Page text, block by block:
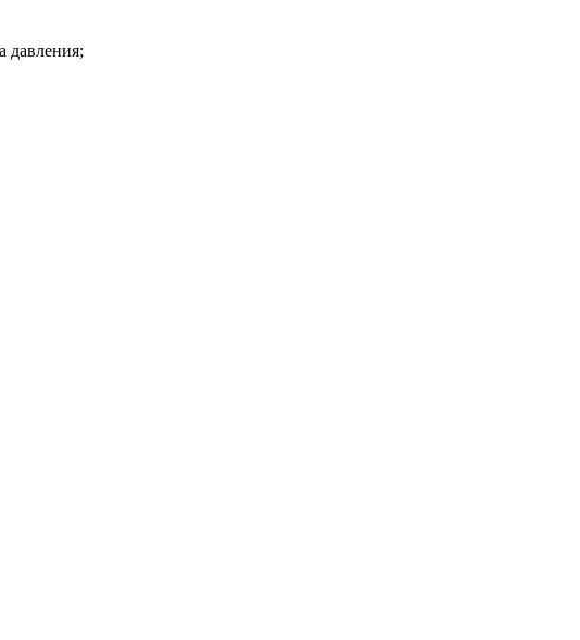
давления;